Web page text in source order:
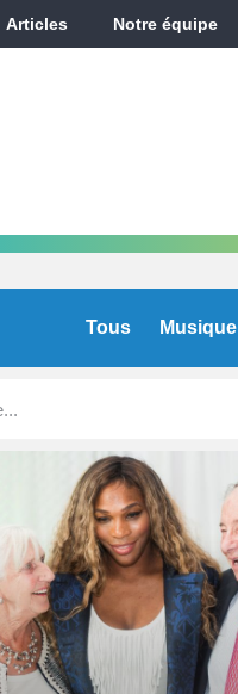
Articles Notre équipe
Tous Musique